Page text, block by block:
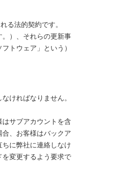
る法的契約です。
）、それらの更新事
トウェア」という）
ければなりません。
サブアカウントを含
、お客様はバックア
に弊社に連絡しなけ
変更するよう要求で